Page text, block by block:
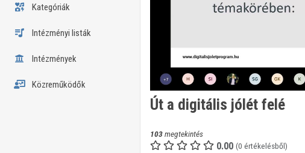
Kategóriák
Intézményi listák
Intézmények
Közreműködők
Út a digitális jólét felé
103megtekintés
0.00 (0 értékelésből)